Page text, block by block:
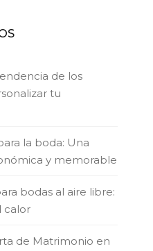
de los
tu
la boda: Una
y memorable
bodas al aire libre:
calor
de Matrimonio en